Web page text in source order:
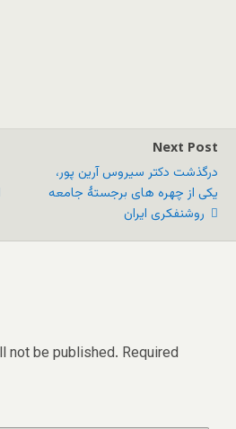
Next Post
درگذشت دکتر سیروس آرین پور،
یکی از چهره های برجستۀ جامعه
not be published. Required